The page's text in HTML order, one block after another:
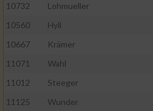
10732
Lohmueller
10560
Hyll
10667
Krämer
11071
Wahl
11012
Steeger
11125
Wunder